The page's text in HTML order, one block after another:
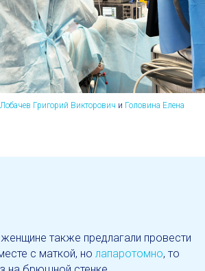
Лобачев Григорий Викторович и Головина Елена
также предлагали провести
с маткой, но лапаротомно, то